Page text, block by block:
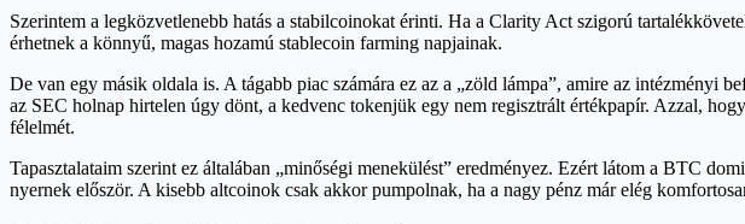
Szerintem a legközvetlenebb hatás a stabilcoinokat érinti. Ha a Clarity Act szigorú
érhetnek a könnyű, magas hozamú stablecoin farming napjainak.
De van egy másik oldala is. A tágabb piac számára ez az a „zöld lámpa”, amire az
az SEC holnap hirtelen úgy dönt, a kedvenc tokenjük egy nem regisztrált értékpapír. Azzal,
félelmét.
Tapasztalataim szerint ez általában „minőségi menekülést” eredményez. Ezért látom a BTC
nyernek először. A kisebb altcoinok csak akkor pumpolnak, ha a nagy pénz már elég